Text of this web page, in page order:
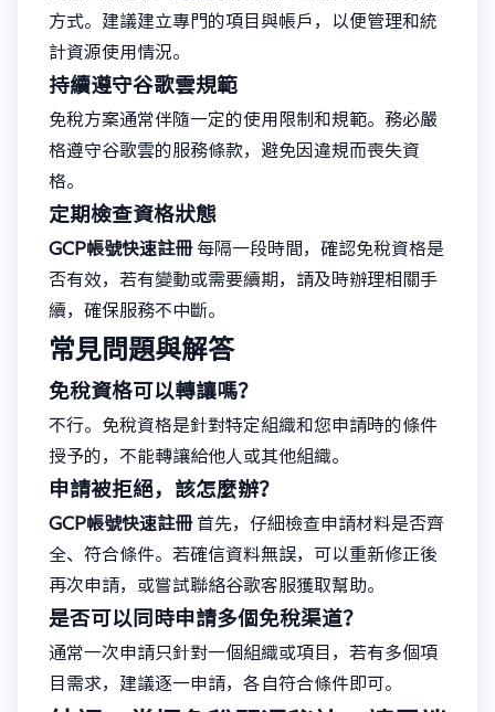
方式。建議建立專門的項目與帳戶，以便管理和統
計資源使用情況。
持續遵守谷歌雲規範
免稅方案通常伴隨一定的使用限制和規範。務必嚴
格遵守谷歌雲的服務條款，避免因違規而喪失資
格。
定期檢查資格狀態
GCP帳號快速註冊每隔一段時間，確認免稅資格是
否有效，若有變動或需要續期，請及時辦理相關手
續，確保服務不中斷。
常見問題與解答
免稅資格可以轉讓嗎？
不行。免稅資格是針對特定組織和您申請時的條件
授予的，不能轉讓給他人或其他組織。
申請被拒絕，該怎麼辦？
GCP帳號快速註冊首先，仔細檢查申請材料是否齊
全、符合條件。若確信資料無誤，可以重新修正後
再次申請，或嘗試聯絡谷歌客服獲取幫助。
是否可以同時申請多個免稅渠道？
通常一次申請只針對一個組織或項目，若有多個項
目需求，建議逐一申請，各自符合條件即可。